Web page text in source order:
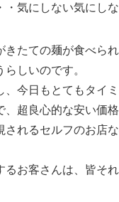
気にしない気にしな
たての麺が食べら
しいのです。
今日もとてもタイ
超良心的な安い価
れるセルフのお店
お客さんは、皆そ